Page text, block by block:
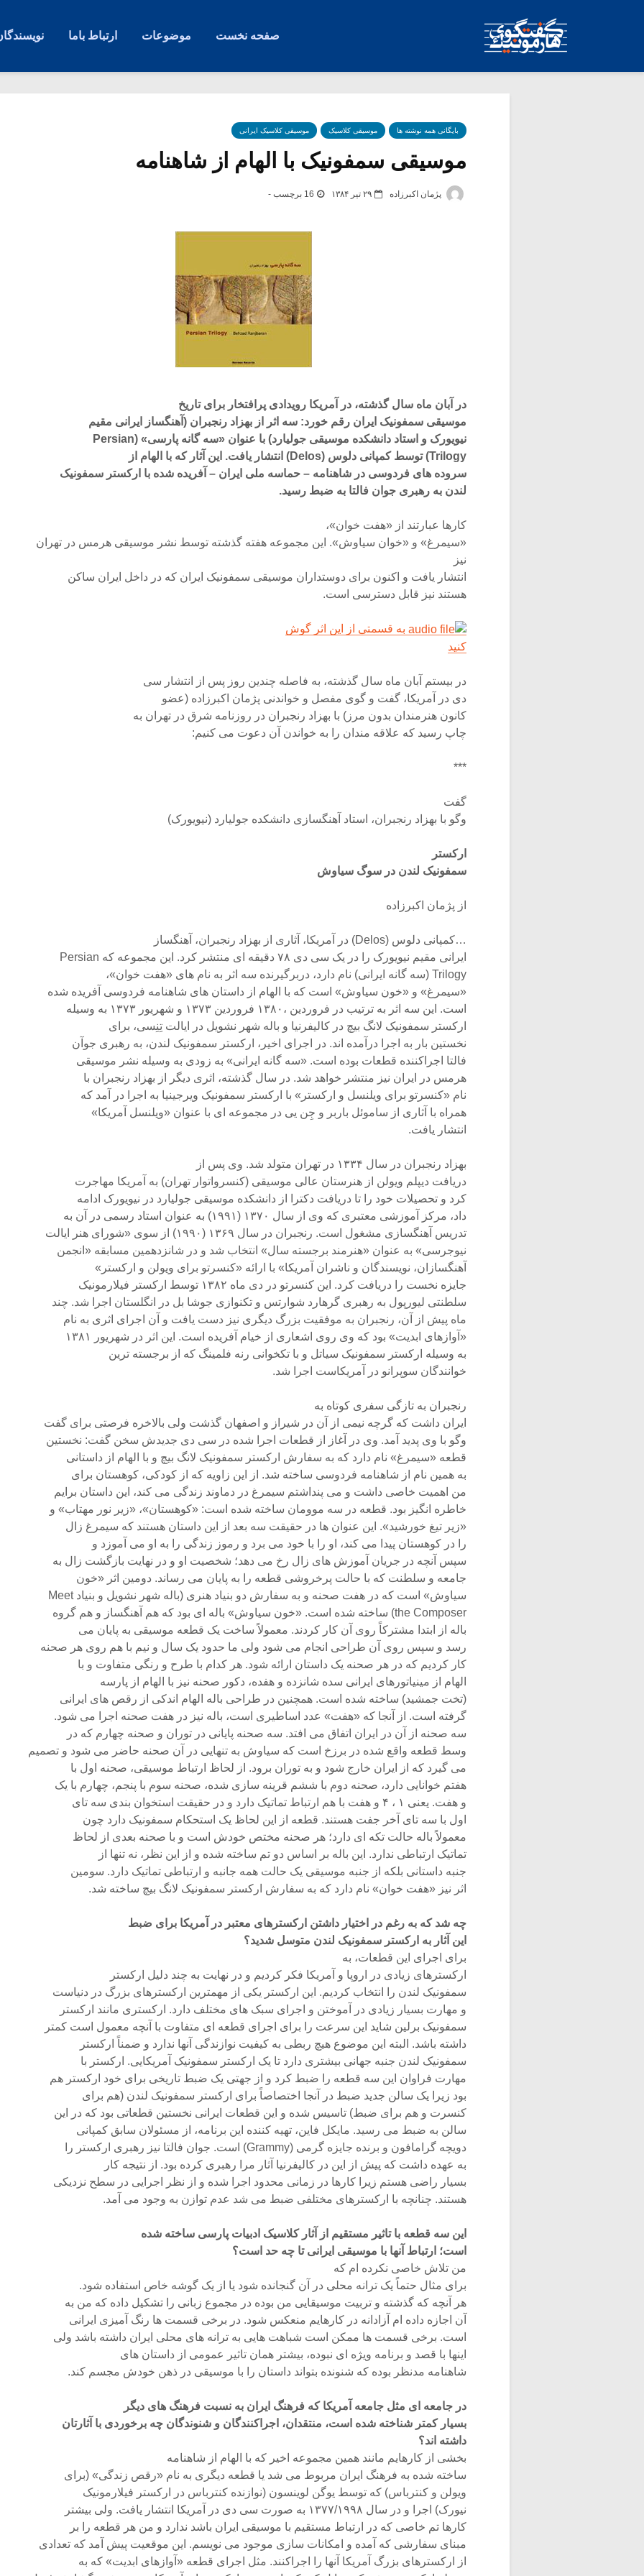
صفحه نخست موضوعات ارتباط باما
بایگانی همه نوشته ها موسیقی کلاسیک موسیقی کلاسیک ایرانی
موسیقی سمفونیک با الهام از شاهنامه
پژمان اکبرزاده ۲۹ تیر ۱۳۸۴ 16 برچسب -
در آبان ماه سال گذشته، در آمریکا رویدادی پرافتخار برای تاریخ
موسیقی سمفونیک ایران رقم خورد: سه اثر از بهزاد رنجبران (آهنگساز ایرانی مقیم
نیویورک و استاد دانشکده موسیقی جولیارد) با عنوان «سه گانه پارسی» (Persian
Trilogy) توسط کمپانی دلوس (Delos) انتشار یافت. این آثار که با الهام از
سروده های فردوسی در شاهنامه – حماسه ملی ایران – آفریده شده با ارکستر سمفونیک
لندن به رهبری جوان فالتا به ضبط رسید.
کارها عبارتند از «هفت خوان»،
«سیمرغ» و «خوان سیاوش». این مجموعه هفته گذشته توسط نشر موسیقی هرمس در تهران
نیز
انتشار یافت و اکنون برای دوستداران موسیقی سمفونیک ایران که در داخل ایران ساکن
هستند نیز قابل دسترسی است.
به قسمتی از این اثر گوش
کنید
در بیستم آبان ماه سال گذشته، به فاصله چندین روز پس از انتشار سی
دی در آمریکا، گفت و گوی مفصل و خواندنی پژمان اکبرزاده (عضو
کانون هنرمندان بدون مرز) با بهزاد رنجبران در روزنامه شرق در تهران به
چاپ رسید که علاقه مندان را به خواندن آن دعوت می کنیم:
***
گفت
وگو با بهزاد رنجبران، استاد آهنگسازى دانشکده جولیارد (نیویورک)
ارکستر
سمفونیک لندن در سوگ سیاوش
از پژمان اکبرزاده
…کمپانى دلوس (Delos) در آمریکا، آثارى از بهزاد رنجبران، آهنگساز
ایرانى مقیم نیویورک را در یک سى دى ۷۸ دقیقه اى منتشر کرد. این مجموعه که Persian
Trilogy (سه گانه ایرانى) نام دارد، دربرگیرنده سه اثر به نام هاى «هفت خوان»،
«سیمرغ» و «خون سیاوش» است که با الهام از داستان هاى شاهنامه فردوسى آفریده شده
است. این سه اثر به ترتیب در فروردین ،۱۳۸۰ فروردین ۱۳۷۳ و شهریور ۱۳۷۳ به وسیله
ارکستر سمفونیک لانگ بیچ در کالیفرنیا و باله شهر نشویل در ایالت تِنِسى، براى
نخستین بار به اجرا درآمده اند. در اجراى اخیر، ارکستر سمفونیک لندن، به رهبرى جوآن
فالتا اجراکننده قطعات بوده است. «سه گانه ایرانى» به زودى به وسیله نشر موسیقى
هرمس در ایران نیز منتشر خواهد شد. در سال گذشته، اثرى دیگر از بهزاد رنجبران با
نام «کنسرتو براى ویلنسل و ارکستر» با ارکستر سمفونیک ویرجینیا به اجرا در آمد که
همراه با آثارى از ساموئل باربر و جِن یى در مجموعه اى با عنوان «ویلنسل آمریکا»
انتشار یافت.
بهزاد رنجبران در سال ۱۳۳۴ در تهران متولد شد. وى پس از
دریافت دیپلم ویولن از هنرستان عالى موسیقى (کنسرواتوار تهران) به آمریکا مهاجرت
کرد و تحصیلات خود را تا دریافت دکترا از دانشکده موسیقى جولیارد در نیویورک ادامه
داد، مرکز آموزشى معتبرى که وى از سال ۱۳۷۰ (۱۹۹۱) به عنوان استاد رسمى در آن به
تدریس آهنگسازى مشغول است. رنجبران در سال ۱۳۶۹ (۱۹۹۰) از سوى «شوراى هنر ایالت
نیوجرسى» به عنوان «هنرمند برجسته سال» انتخاب شد و در شانزدهمین مسابقه «انجمن
آهنگسازان، نویسندگان و ناشران آمریکا» با ارائه «کنسرتو براى ویولن و ارکستر»
جایزه نخست را دریافت کرد. این کنسرتو در دى ماه ۱۳۸۲ توسط ارکستر فیلارمونیک
سلطنتى لیورپول به رهبرى گرهارد شوارتس و تکنوازى جوشا بل در انگلستان اجرا شد. چند
ماه پیش از آن، رنجبران به موفقیت بزرگ دیگرى نیز دست یافت و آن اجراى اثرى به نام
«آوازهاى ابدیت» بود که وى روى اشعارى از خیام آفریده است. این اثر در شهریور ۱۳۸۱
به وسیله ارکستر سمفونیک سیاتل و با تکخوانى رنه فلمینگ که از برجسته ترین
خوانندگان سوپرانو در آمریکاست اجرا شد.
رنجبران به تازگى سفرى کوتاه به
ایران داشت که گرچه نیمى از آن در شیراز و اصفهان گذشت ولى بالاخره فرصتى براى گفت
وگو با وى پدید آمد. وى در آغاز از قطعات اجرا شده در سى دى جدیدش سخن گفت: نخستین
قطعه «سیمرغ» نام دارد که به سفارش ارکستر سمفونیک لانگ بیچ و با الهام از داستانى
به همین نام از شاهنامه فردوسى ساخته شد. از این زاویه که از کودکى، کوهستان براى
من اهمیت خاصى داشت و مى پنداشتم سیمرغ در دماوند زندگى مى کند، این داستان برایم
خاطره انگیز بود. قطعه در سه موومان ساخته شده است: «کوهستان»، «زیر نور مهتاب» و
«زیر تیغ خورشید». این عنوان ها در حقیقت سه بعد از این داستان هستند که سیمرغ زال
را در کوهستان پیدا مى کند، او را با خود مى برد و رموز زندگى را به او مى آموزد و
سپس آنچه در جریان آموزش هاى زال رخ مى دهد؛ شخصیت او و در نهایت بازگشت زال به
جامعه و سلطنت که با حالت پرخروشى قطعه را به پایان مى رساند. دومین اثر «خون
سیاوش» است که در هفت صحنه و به سفارش دو بنیاد هنرى (باله شهر نشویل و بنیاد Meet
the Composer) ساخته شده است. «خون سیاوش» باله اى بود که هم آهنگساز و هم گروه
باله از ابتدا مشترکاً روى آن کار کردند. معمولاً ساخت یک قطعه موسیقى به پایان مى
رسد و سپس روى آن طراحى انجام مى شود ولى ما حدود یک سال و نیم با هم روى هر صحنه
کار کردیم که در هر صحنه یک داستان ارائه شود. هر کدام با طرح و رنگى متفاوت و با
الهام از مینیاتورهاى ایرانى سده شانزده و هفده، دکور صحنه نیز با الهام از پارسه
(تخت جمشید) ساخته شده است. همچنین در طراحى باله الهام اندکى از رقص هاى ایرانى
گرفته است. از آنجا که «هفت» عدد اساطیرى است، باله نیز در هفت صحنه اجرا مى شود.
سه صحنه از آن در ایران اتفاق مى افتد. سه صحنه پایانى در توران و صحنه چهارم که در
وسط قطعه واقع شده در برزخ است که سیاوش به تنهایى در آن صحنه حاضر مى شود و تصمیم
مى گیرد که از ایران خارج شود و به توران برود. از لحاظ ارتباط موسیقى، صحنه اول با
هفتم خوانایى دارد، صحنه دوم با ششم قرینه سازى شده، صحنه سوم با پنجم، چهارم با یک
و هفت. یعنى ۱ ، ۴ و هفت با هم ارتباط تماتیک دارد و در حقیقت استخوان بندى سه تاى
اول با سه تاى آخر جفت هستند. قطعه از این لحاظ یک استحکام سمفونیک دارد چون
معمولاً باله حالت تکه اى دارد؛ هر صحنه مختص خودش است و با صحنه بعدى از لحاظ
تماتیک ارتباطى ندارد. این باله بر اساس دو تم ساخته شده و از این نظر، نه تنها از
جنبه داستانى بلکه از جنبه موسیقى یک حالت همه جانبه و ارتباطى تماتیک دارد. سومین
اثر نیز «هفت خوان» نام دارد که به سفارش ارکستر سمفونیک لانگ بیچ ساخته شد.
چه شد که به رغم در اختیار داشتن ارکسترهاى معتبر در آمریکا براى ضبط
این آثار به ارکستر سمفونیک لندن متوسل شدید؟
براى اجراى این قطعات، به
ارکسترهاى زیادى در اروپا و آمریکا فکر کردیم و در نهایت به چند دلیل ارکستر
سمفونیک لندن را انتخاب کردیم. این ارکستر یکى از مهمترین ارکسترهاى بزرگ در دنیاست
و مهارت بسیار زیادى در آموختن و اجراى سبک هاى مختلف دارد. ارکسترى مانند ارکستر
سمفونیک برلین شاید این سرعت را براى اجراى قطعه اى متفاوت با آنچه معمول است کمتر
داشته باشد. البته این موضوع هیچ ربطى به کیفیت نوازندگى آنها ندارد و ضمناً ارکستر
سمفونیک لندن جنبه جهانى بیشترى دارد تا یک ارکستر سمفونیک آمریکایى. ارکستر با
مهارت فراوان این سه قطعه را ضبط کرد و از جهتى یک ضبط تاریخى براى خود ارکستر هم
بود زیرا یک سالن جدید ضبط در آنجا اختصاصاً براى ارکستر سمفونیک لندن (هم براى
کنسرت و هم براى ضبط) تاسیس شده و این قطعات ایرانى نخستین قطعاتى بود که در این
سالن به ضبط مى رسید. مایکل فاین، تهیه کننده این برنامه، از مسئولان سابق کمپانى
دویچه گرامافون و برنده جایزه گرمى (Grammy) است. جوان فالتا نیز رهبرى ارکستر را
به عهده داشت که پیش از این در کالیفرنیا آثار مرا رهبرى کرده بود. از نتیجه کار
بسیار راضى هستم زیرا کارها در زمانى محدود اجرا شده و از نظر اجرایى در سطح نزدیکى
هستند. چنانچه با ارکسترهاى مختلفى ضبط مى شد عدم توازن به وجود مى آمد.
این سه قطعه با تاثیر مستقیم از آثار کلاسیک ادبیات پارسى ساخته شده
است؛ ارتباط آنها با موسیقى ایرانى تا چه حد است؟
من تلاش خاصى نکرده ام که
براى مثال حتماً یک ترانه محلى در آن گنجانده شود یا از یک گوشه خاص استفاده شود.
هر آنچه که گذشته و تربیت موسیقایى من بوده در مجموع زبانى را تشکیل داده که من به
آن اجازه داده ام آزادانه در کارهایم منعکس شود. در برخى قسمت ها رنگ آمیزى ایرانى
است. برخى قسمت ها ممکن است شباهت هایى به ترانه هاى محلى ایران داشته باشد ولى
اینها با قصد و برنامه ویژه اى نبوده، بیشتر همان تاثیر عمومى از داستان هاى
شاهنامه مدنظر بوده که شنونده بتواند داستان را با موسیقى در ذهن خودش مجسم کند.
در جامعه اى مثل جامعه آمریکا که فرهنگ ایران به نسبت فرهنگ هاى دیگر
بسیار کمتر شناخته شده است، منتقدان، اجراکنندگان و شنوندگان چه برخوردى با آثارتان
داشته اند؟
بخشى از کارهایم مانند همین مجموعه اخیر که با الهام از شاهنامه
ساخته شده به فرهنگ ایران مربوط مى شد یا قطعه دیگرى به نام «رقص زندگى» (براى
ویولن و کنترباس) که توسط یوگن لوینسون (نوازنده کنترباس در ارکستر فیلارمونیک
نیورک) اجرا و در سال ۱۳۷۷/۱۹۹۸ به صورت سى دى در آمریکا انتشار یافت. ولى بیشتر
کارها تم خاصى که در ارتباط مستقیم با موسیقى ایران باشد ندارد و من هر قطعه را بر
مبناى سفارشى که آمده و امکانات سازى موجود مى نویسم. این موقعیت پیش آمد که تعدادى
از ارکسترهاى بزرگ آمریکا آنها را اجراکنند. مثل اجراى قطعه «آوازهاى ابدیت» که به